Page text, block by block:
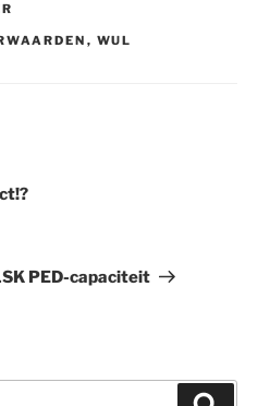
, WUL
PED-capaciteit